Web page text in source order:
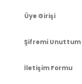
Üye Girişi
Şifremi Unuttum
İletişim Formu